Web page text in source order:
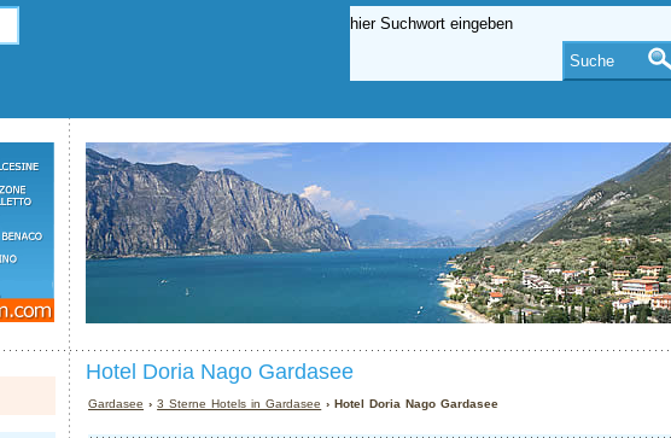
Hotel Doria Nago Gardasee
Gardasee ›3 Sterne Hotels in Gardasee › Hotel Doria Nago Gardasee
Suche